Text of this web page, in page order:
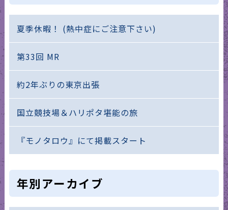
夏季休暇！ (熱中症にご注意下さい)
第33回 MR
約2年ぶりの東京出張
国立競技場＆ハリポタ堪能の旅
『モノタロウ』にて掲載スタート
年別アーカイブ